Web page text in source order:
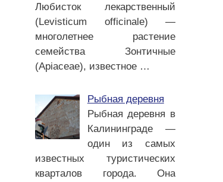
Любисток лекарственный
(Levisticum officinale) —
многолетнее растение
семейства Зонтичные
(Apiaceae), известное …
Рыбная деревня
Рыбная деревня в
Калининграде —
один из самых
известных туристических
кварталов города. Она